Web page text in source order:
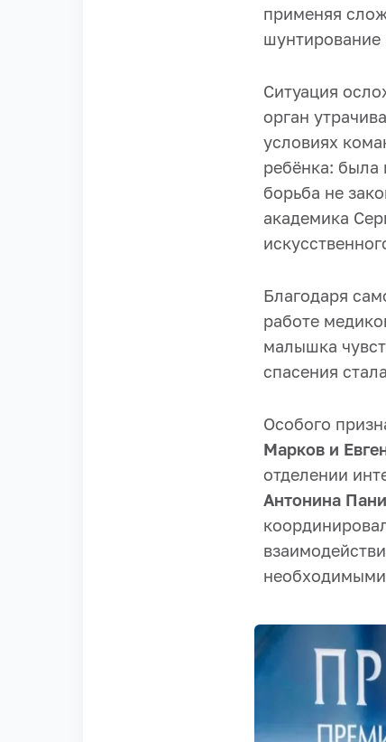
применяя
Ситуация
орган
условиях
ребёнка: была
борьба не
академика
Благодаря
работе
малышка
спасения
Особого
Марков и
отделении
Антонина